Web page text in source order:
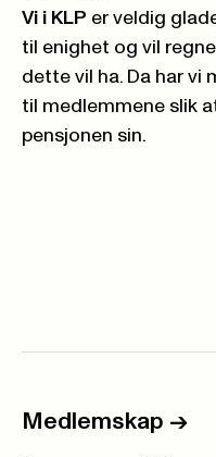
Vi i KLP er veldig
til enighet og vil
dette vil ha. Da har vi
til medlemmene slik
pensjonen sin.
Medlemskap ->